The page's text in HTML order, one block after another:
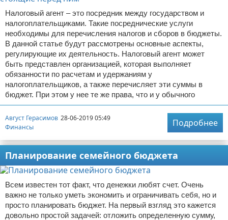
Налоговый агент – это посредник между государством и
налогоплательщиками. Такие посреднические услуги
необходимы для перечисления налогов и сборов в бюджеты.
В данной статье будут рассмотрены основные аспекты,
регулирующие их деятельность. Налоговый агент может
быть представлен организацией, которая выполняет
обязанности по расчетам и удержаниям у
налогоплательщиков, а также перечисляет эти суммы в
бюджет. При этом у нее те же права, что и у обычного
Август Герасимов 28-06-2019 05:49
Финансы
Подробнее
Планирование семейного бюджета
Всем известен тот факт, что денежки любят счет. Очень
важно не только уметь экономить и ограничивать себя, но и
просто планировать бюджет. На первый взгляд это кажется
довольно простой задачей: отложить определенную сумму,